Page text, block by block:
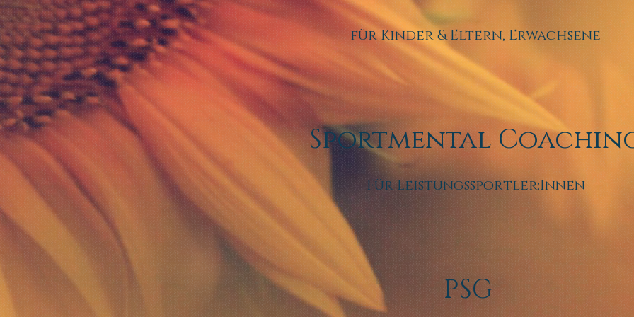
für Kinder & Eltern, Erwachsene
Sportmental
Für Leistungssportler:Innen
PSG